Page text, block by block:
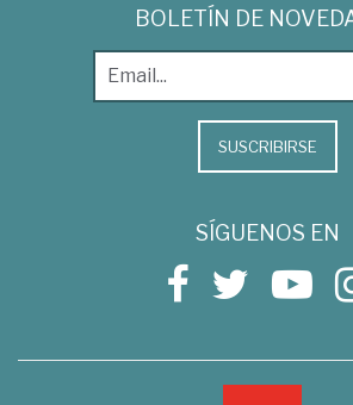
BOLETÍN DE
SUSCRIBIRSE
SÍGUENOS EN